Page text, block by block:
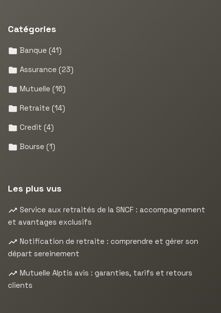
Catégories
Banque (41)
Assurance (23)
Mutuelle (16)
Retraite (14)
Credit (4)
Bourse (1)
Les plus vus
Service aux retraités de la SNCF : accompagnement
et avantages exclusifs
Notification de retraite : comprendre et gérer son
départ sereinement
Mutuelle Alptis avis : garanties, tarifs et retours
clients